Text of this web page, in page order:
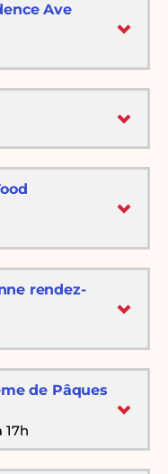
Ave
rendez-
de Pâques
17h